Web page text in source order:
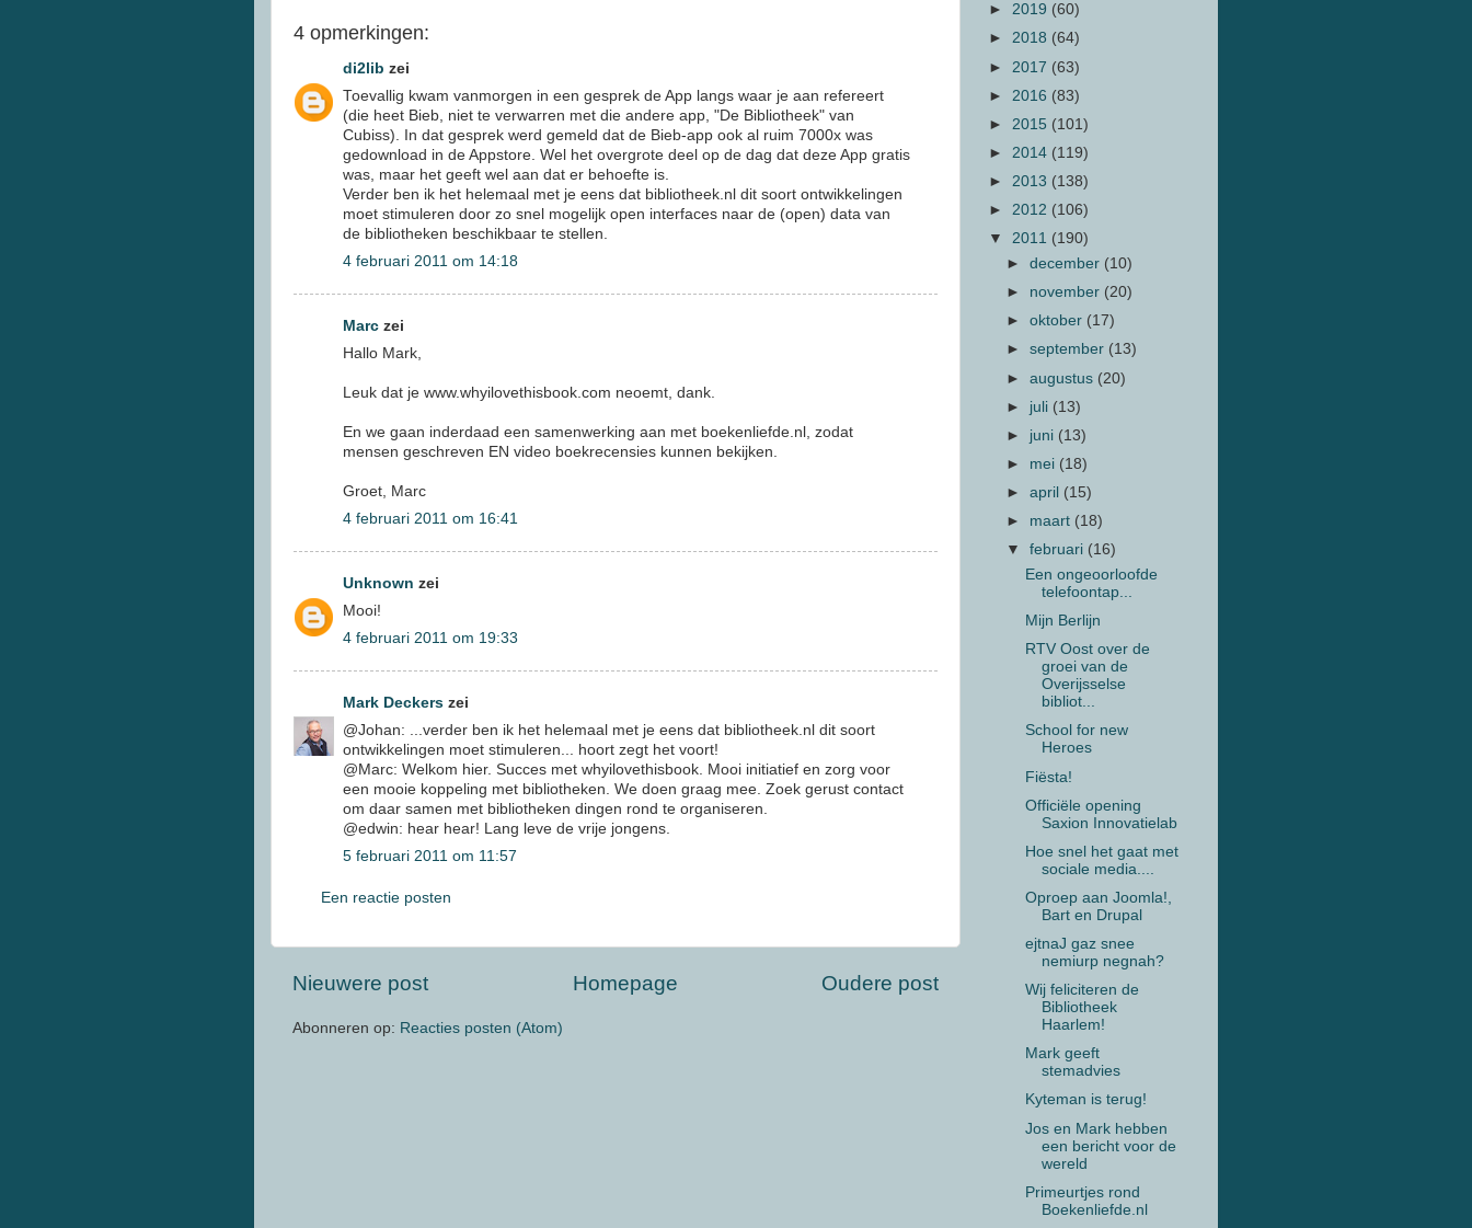
4 opmerkingen:
di2lib zei
Toevallig kwam vanmorgen in een gesprek de App langs waar je aan refereert
(die heet Bieb, niet te verwarren met die andere app, "De Bibliotheek" van
Cubiss). In dat gesprek werd gemeld dat de Bieb-app ook al ruim 7000x was
gedownload in de Appstore. Wel het overgrote deel op de dag dat deze App gratis
was, maar het geeft wel aan dat er behoefte is.
Verder ben ik het helemaal met je eens dat bibliotheek.nl dit soort ontwikkelingen
moet stimuleren door zo snel mogelijk open interfaces naar de (open) data van
de bibliotheken beschikbaar te stellen.
4 februari 2011 om 14:18
Marc zei
Hallo Mark,
Leuk dat je www.whyilovethisbook.com neoemt, dank.
En we gaan inderdaad een samenwerking aan met boekenliefde.nl, zodat
mensen geschreven EN video boekrecensies kunnen bekijken.
Groet, Marc
4 februari 2011 om 16:41
Unknown zei
Mooi!
4 februari 2011 om 19:33
Mark Deckers zei
@Johan: ...verder ben ik het helemaal met je eens dat bibliotheek.nl dit soort
ontwikkelingen moet stimuleren... hoort zegt het voort!
@Marc: Welkom hier. Succes met whyilovethisbook. Mooi initiatief en zorg voor
een mooie koppeling met bibliotheken. We doen graag mee. Zoek gerust contact
om daar samen met bibliotheken dingen rond te organiseren.
@edwin: hear hear! Lang leve de vrije jongens.
5 februari 2011 om 11:57
Een reactie posten
Nieuwere post Oudere post
Homepage
Abonneren op: Reacties posten (Atom)
► 2019 (60)
► 2018 (64)
► 2017 (63)
► 2016 (83)
► 2015 (101)
► 2014 (119)
► 2013 (138)
► 2012 (106)
▼ 2011 (190)
►december (10)
► november (20)
►oktober (17)
►september (13)
►augustus (20)
► juli (13)
► juni (13)
► mei (18)
►april (15)
► maart (18)
▼februari (16)
Een ongeoorloofde
telefoontap...
Mijn Berlijn
RTV Oost over de
groei van de
Overijsselse
bibliot...
School for new
Heroes
Fiësta!
Officiële opening
Saxion Innovatielab
Hoe snel het gaat met
sociale media....
Oproep aan Joomla!,
Bart en Drupal
ejtnaJ gaz snee
nemiurp negnah?
Wij feliciteren de
Bibliotheek
Haarlem!
Mark geeft
stemadvies
Kyteman is terug!
Jos en Mark hebben
een bericht voor de
wereld
Primeurtjes rond
Boekenliefde.nl